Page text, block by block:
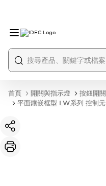
首頁 開關與指示燈 按鈕開關
平面鑲嵌框型 LW系列 控制